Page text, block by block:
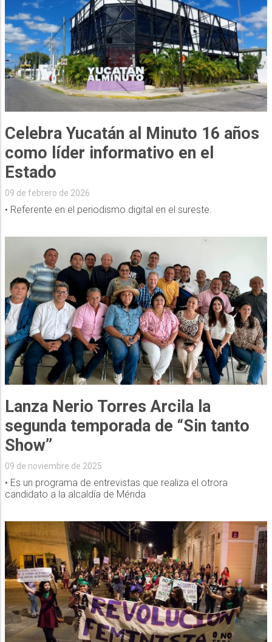
Celebra Yucatán al Minuto 16 años
como líder informativo en el
Estado
09 de febrero de 2026
• Referente en el periodismo digital en el sureste.
Lanza Nerio Torres Arcila la
segunda temporada de “Sin tanto
Show”
09 de noviembre de 2025
• Es un programa de entrevistas que realiza el otrora
candidato a la alcaldía de Mérida